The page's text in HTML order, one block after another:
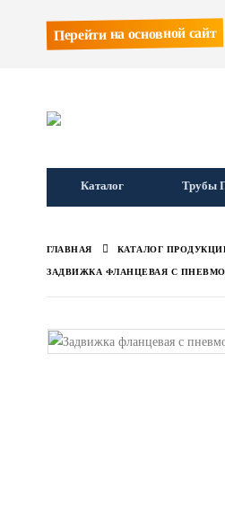
Перейти на основной сайт
Каталог Трубы
ГЛАВНАЯ КАТАЛОГ
ЗАДВИЖКА ФЛАНЦЕВАЯ С